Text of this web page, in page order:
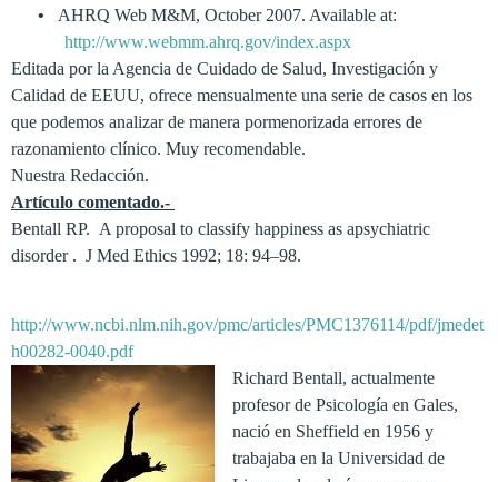
•
AHRQ Web M&M, October 2007. Available at:
http://www.webmm.ahrq.gov/index.aspx
Editada por la Agencia de Cuidado de Salud, Investigación y
Calidad de EEUU, ofrece mensualmente una serie de casos en los
que podemos analizar de manera pormenorizada errores de
razonamiento clínico. Muy recomendable.
Nuestra Redacción.
Artículo comentado.-
Bentall RP. A proposal to classify happiness as apsychiatric
disorder . J Med Ethics 1992; 18: 94–98.
http://www.ncbi.nlm.nih.gov/pmc/articles/PMC1376114/pdf/jmedet
h00282-0040.pdf
Richard Bentall, actualmente
profesor de Psicología en Gales,
nació en Sheffield en 1956 y
trabajaba en la Universidad de